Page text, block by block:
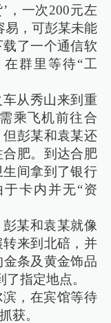
，一次200元左
易，可彭某未能
了一个通信软
群里等待“工
从秀山来到重
乘飞机前往合
彭某和袁某还
肥。到达合肥
间拿到了银行
卡内并无“资
某和袁某就像
来到北碚，并
条及黄金饰品
指定地点。
，在宾馆等待
获。